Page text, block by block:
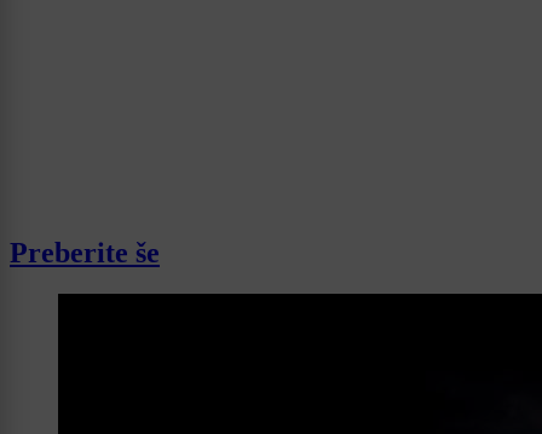
Preberite še